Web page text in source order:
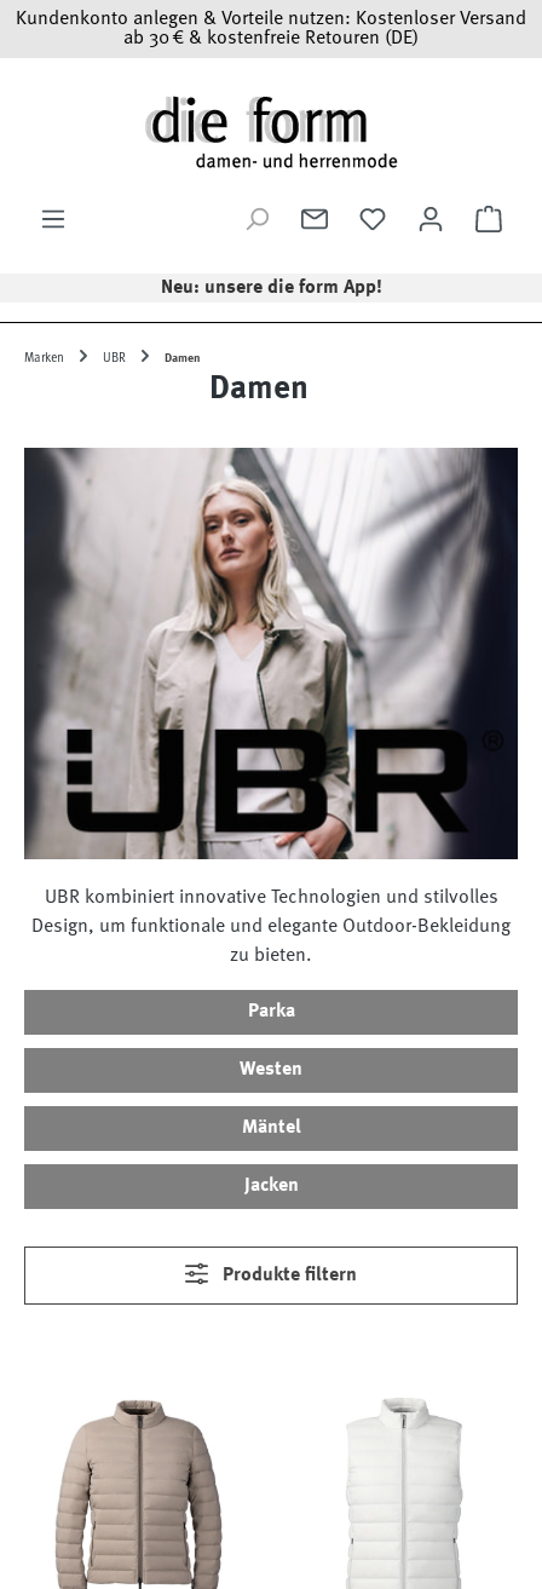
Zum Hauptinhalt springen
Kundenkonto anlegen & Vorteile nutzen: Kostenloser Versand
ab 30 € & kostenfreie Retouren (DE)
Neu: unsere die form App!
Marken UBR Damen
Damen
UBR kombiniert innovative Technologien und stilvolles
Design, um funktionale und elegante Outdoor-Bekleidung
zu bieten.
Parka
Westen
Mäntel
Jacken
Produkte filtern